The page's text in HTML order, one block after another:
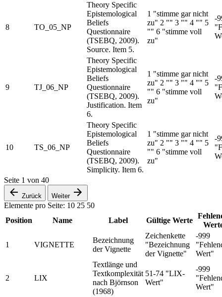
8 TO_05_NP
Theory Specific
Epistemological
Beliefs
Questionnaire
(TSEBQ, 2009).
Source. Item 5.
1 "stimme gar nicht
zu" 2 "" 3 "" 4 "" 5
"" 6 "stimme voll
zu"
-
9 TJ_06_NP
Theory Specific
Epistemological
Beliefs
Questionnaire
(TSEBQ, 2009).
Justification. Item
6.
1 "stimme gar nicht
zu" 2 "" 3 "" 4 "" 5
"" 6 "stimme voll
zu"
-
10 TS_06_NP
Theory Specific
Epistemological
Beliefs
Questionnaire
(TSEBQ, 2009).
Simplicity. Item 6.
1 "stimme gar nicht
zu" 2 "" 3 "" 4 "" 5
"" 6 "stimme voll
zu"
-
Seite 1 von 40
Zurück Weiter
Elemente pro Seite: 10 25 50
Position
Name Label Gültige Werte
1 VIGNETTE
Bezeichnung
der Vignette
Zeichenkette
"Bezeichnung
der Vignette"
-999
Wert"
2 LIX
Textlänge und
Textkomplexität
nach Björnson
(1968)
51-74 "LIX-
Wert"
-999
Wert"